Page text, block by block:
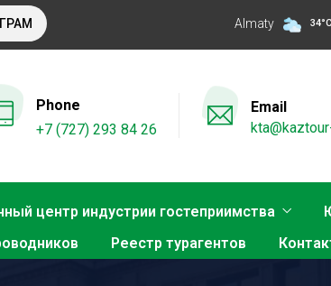
KITF 2026: ВАЖНЕЙШИЕ АСПЕКТЫ РЫНКА
Almaty 34°C
Phone
+7 (727) 293 84 26
Email
центр индустрии гостеприимства
Реестр турагентов